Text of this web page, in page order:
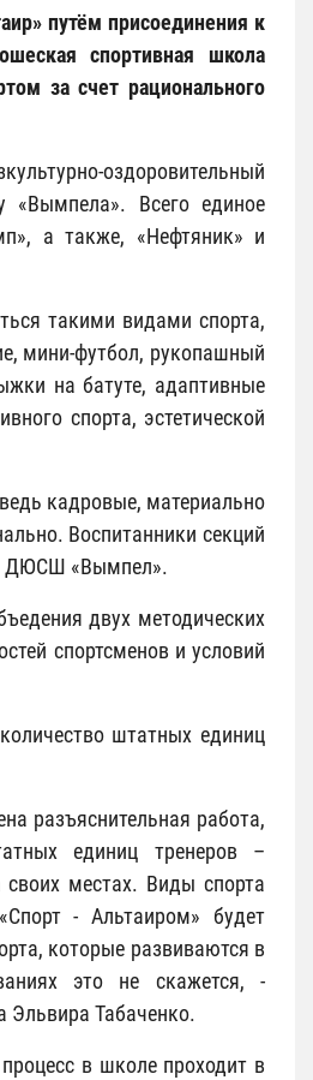
путём присоединения к
спортивная школа
за счет рационального
оздоровительный
«Вымпела». Всего единое
а также, «Нефтяник» и
такими видами спорта,
мини-футбол, рукопашный
на батуте, адаптивные
спорта, эстетической
кадровые, материально
Воспитанники секций
ДЮСШ «Вымпел».
двух методических
спортсменов и условий
штатных единиц
разъяснительная работа,
единиц тренеров –
своих местах. Виды спорта
- Альтаиром» будет
которые развиваются в
это не скажется, -
Эльвира Табаченко.
в школе проходит в